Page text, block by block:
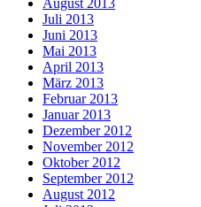
August 2013
Juli 2013
Juni 2013
Mai 2013
April 2013
März 2013
Februar 2013
Januar 2013
Dezember 2012
November 2012
Oktober 2012
September 2012
August 2012